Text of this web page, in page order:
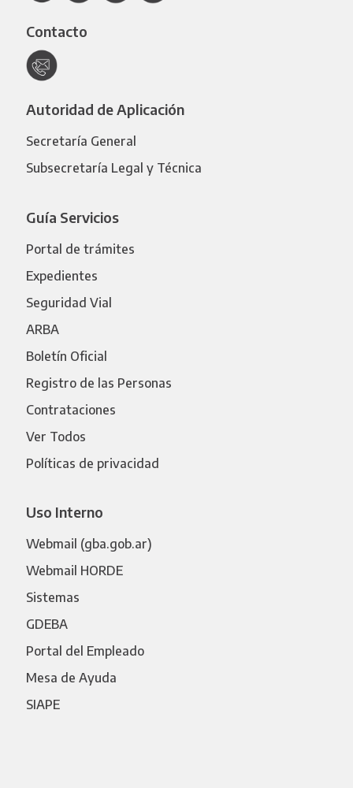
Contacto
Autoridad de Aplicación
Secretaría General
Subsecretaría Legal y Técnica
Guía Servicios
Portal de trámites
Expedientes
Seguridad Vial
ARBA
Boletín Oficial
Registro de las Personas
Contrataciones
Ver Todos
Políticas de privacidad
Uso Interno
Webmail (gba.gob.ar)
Webmail HORDE
Sistemas
GDEBA
Portal del Empleado
Mesa de Ayuda
SIAPE